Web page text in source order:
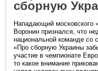
сборную
Нападающий московского
Воронин признался, что
национальной команде со
«Про сборную Украины
участие в чемпионате
то какое внимание